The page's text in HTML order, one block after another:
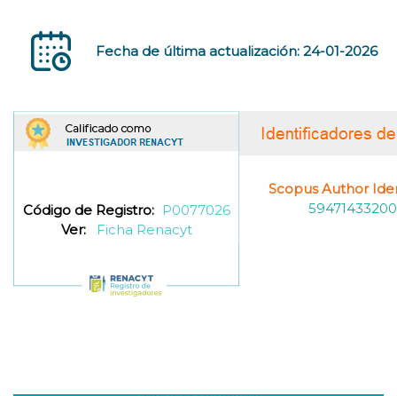
Fecha de última actualización: 24-01-2026
Código de Registro: P0077026
Ver:
Ficha Renacyt
Scopus Author
59471433200